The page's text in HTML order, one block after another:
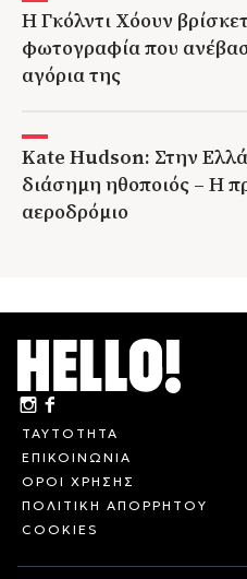
Η Γκόλντι Χόουν
φωτογραφία που
αγόρια της
Kate Hudson: Στην
διάσημη ηθοποιός – Η
αεροδρόμιο
ΤΑΥΤΟΤΗΤΑ
ΕΠΙΚΟΙΝΩΝΙΑ
ΟΡΟΙ ΧΡΗΣΗΣ
ΠΟΛΙΤΙΚΗ ΑΠΟΡΡΗΤΟΥ
COOKIES